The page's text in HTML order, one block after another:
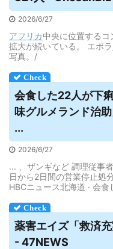
2026/6/27
アフリカ中央に位置する
拡大が続いている。 エボラ
写真。/
会食した22人が下
味グルメランド治
...
2026/6/27
... 、ザンギなど 調理従事
日から2日間の営業停止処
HBCニュース北海道 · 会食
薬害エイズ「救済
- 47NEWS